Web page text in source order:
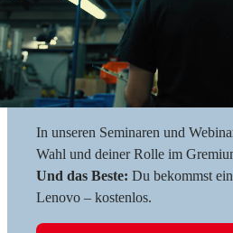
Damit gewählt werden kann,
Wahlvorstand – und engagierte
Verantwortung übernehmen
nächsten Betriebsratswahlen
Mai 2026statt.
In unseren Seminaren und
Wahl und deiner Rolle im
Und das Beste: Du bekommst
Lenovo – kostenlos.